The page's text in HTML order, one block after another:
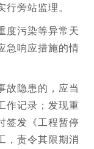
旁站监理。
度污染等异常天
急响应措施的情
故隐患的，应当
作记录；发现重
签发《工程暂停
，责令其限期消